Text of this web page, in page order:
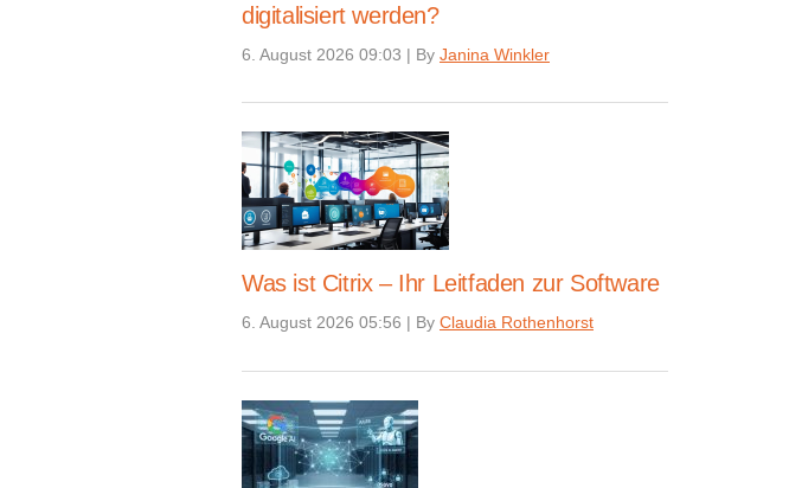
digitalisiert werden?
6. August 2026 09:03 | By Janina Winkler
Was ist Citrix – Ihr Leitfaden zur Software
6. August 2026 05:56 | By Claudia Rothenhorst